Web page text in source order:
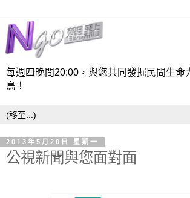
每週四晚間20:00，與您共同發掘民間生命
鳥！
2013年5月20日 星期一
公視新聞與您面對面